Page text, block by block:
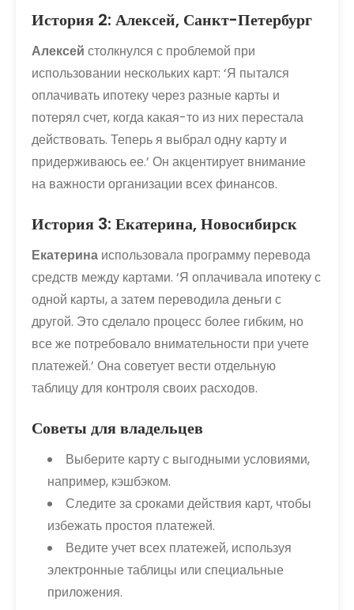
История 2: Алексей, Санкт-Петербург
Алексей столкнулся с проблемой при
использовании нескольких карт: ‘Я пытался
оплачивать ипотеку через разные карты и
потерял счет, когда какая-то из них перестала
действовать. Теперь я выбрал одну карту и
придерживаюсь ее.’ Он акцентирует внимание
на важности организации всех финансов.
История 3: Екатерина, Новосибирск
Екатерина использовала программу перевода
средств между картами. ‘Я оплачивала ипотеку с
одной карты, а затем переводила деньги с
другой. Это сделало процесс более гибким, но
все же потребовало внимательности при учете
платежей.’ Она советует вести отдельную
таблицу для контроля своих расходов.
Советы для владельцев
Выберите карту с выгодными условиями,
например, кэшбэком.
Следите за сроками действия карт, чтобы
избежать простоя платежей.
Ведите учет всех платежей, используя
электронные таблицы или специальные
приложения.